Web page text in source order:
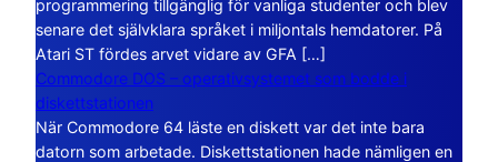
programmering tillgänglig för vanliga studenter och blev
senare det självklara språket i miljontals hemdatorer. På
Atari ST fördes arvet vidare av GFA […]
Commodore DOS – operativsystemet som bodde i
diskettstationen
När Commodore 64 läste en diskett var det inte bara
datorn som arbetade. Diskettstationen hade nämligen en